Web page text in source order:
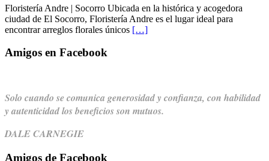
Floristería Andre | Socorro Ubicada en la histórica y acogedora
ciudad de El Socorro, Floristería Andre es el lugar ideal para
encontrar arreglos florales únicos […]
Amigos en Facebook
Solo cuando se comunica generosidad y confianza, con habilidad
y autenticidad los beneficios son mutuos.
DALE CARNEGIE
Amigos de Facebook